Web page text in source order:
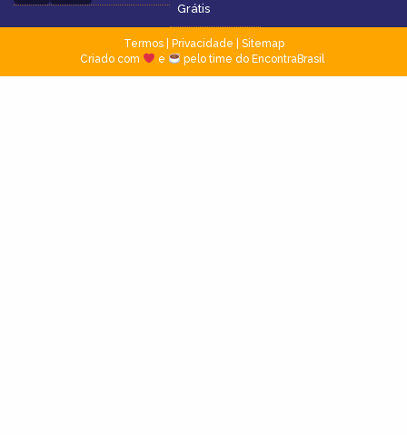
Grátis
Termos| Privacidade
Sitemap
Criado com
e pelo time do EncontraBrasil